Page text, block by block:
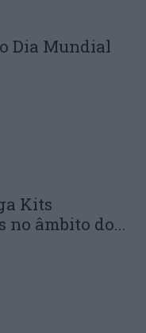
Dia Mundial
Kits
âmbito do...